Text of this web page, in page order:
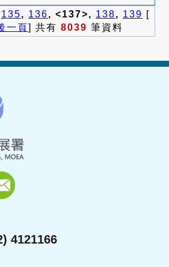
135, 136, <137>, 138, 139 [
一頁] 共有 8039 筆資料
4121166